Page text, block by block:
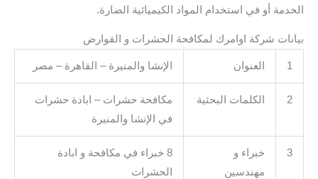
الخدمة أو في استخدام المواد الكيميائية الضارة.
بيانات شركة اوامرك لمكافحة الحشرات و القوارض
1 العنوان الإنشا والمنيرة – القاهرة – مصر
2 الكلمات البحثية
مكافحة حشرات – ابادة حشرات
في الإنشا والمنيرة
3
خبراء و
مهندسين
8 خبراء في مكافحة و ابادة
الحشرات